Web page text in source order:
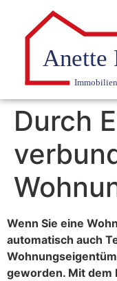
Durch
Wenn Sie eine
automatisch auch
geworden. Mit dem